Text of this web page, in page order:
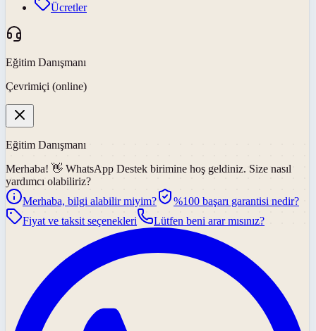
Ücretler
Eğitim Danışmanı
Çevrimiçi (online)
Eğitim Danışmanı
Merhaba! 👋 WhatsApp Destek birimine hoş geldiniz. Size nasıl
yardımcı olabiliriz?
Merhaba, bilgi alabilir miyim?
%100 başarı garantisi nedir?
Fiyat ve taksit seçenekleri
Lütfen beni arar mısınız?